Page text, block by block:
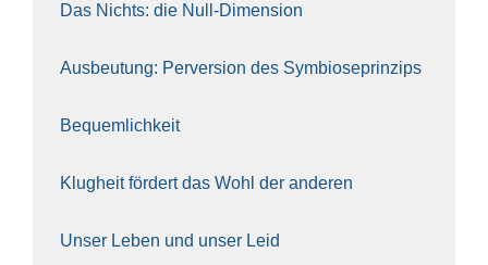
Das Nichts: die Null-Dimen­si­on
Aus­beu­tung: Per­ver­si­on des Sym­bio­se­prin­zips
Bequem­lich­keit
Klug­heit för­dert das Wohl der ande­ren
Unser Leben und unser Leid